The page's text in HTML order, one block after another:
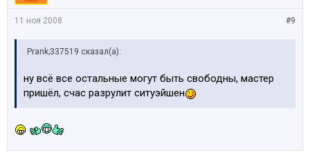
#9
11 ноя 2008
Prank;337519 сказал(а):
ну всё все остальные могут быть свободны, мастер
пришёл, счас разрулит ситуэйшен